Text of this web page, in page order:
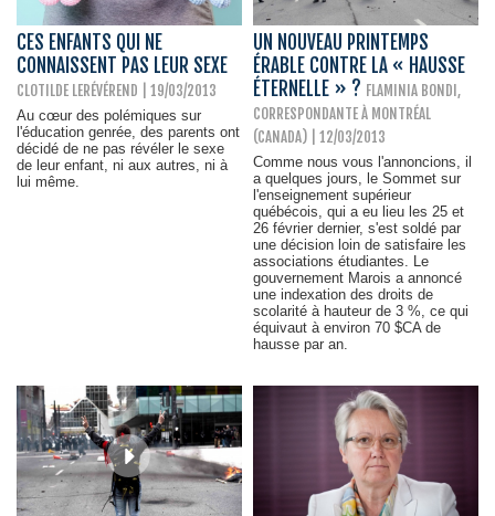
CES ENFANTS QUI NE
CONNAISSENT PAS LEUR SEXE
CLOTILDE LERÉVÉREND | 19/03/2013
Au cœur des polémiques sur
l'éducation genrée, des parents ont
décidé de ne pas révéler le sexe
de leur enfant, ni aux autres, ni à
lui même.
UN NOUVEAU PRINTEMPS
ÉRABLE CONTRE LA « HAUSSE
ÉTERNELLE » ? FLAMINIA BONDI,
CORRESPONDANTE À MONTRÉAL
(CANADA) | 12/03/2013
Comme nous vous l'annoncions, il
a quelques jours, le Sommet sur
l'enseignement supérieur
québécois, qui a eu lieu les 25 et
26 février dernier, s'est soldé par
une décision loin de satisfaire les
associations étudiantes. Le
gouvernement Marois a annoncé
une indexation des droits de
scolarité à hauteur de 3 %, ce qui
équivaut à environ 70 $CA de
hausse par an.